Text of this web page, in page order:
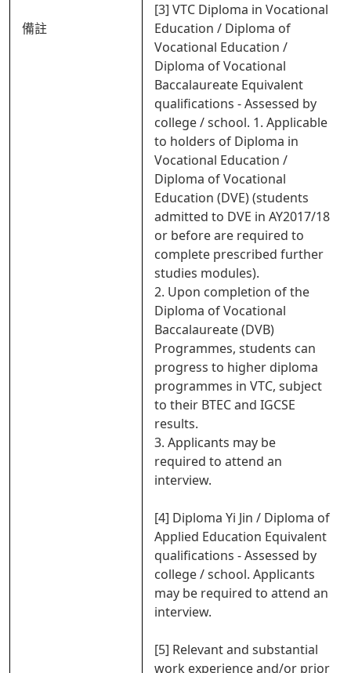
備註
[3] VTC Diploma in Vocational
Education / Diploma of
Vocational Education /
Diploma of Vocational
Baccalaureate Equivalent
qualifications - Assessed by
college / school. 1. Applicable
to holders of Diploma in
Vocational Education /
Diploma of Vocational
Education (DVE) (students
admitted to DVE in AY2017/18
or before are required to
complete prescribed further
studies modules).
2. Upon completion of the
Diploma of Vocational
Baccalaureate (DVB)
Programmes, students can
progress to higher diploma
programmes in VTC, subject
to their BTEC and IGCSE
results.
3. Applicants may be
required to attend an
interview.
[4] Diploma Yi Jin / Diploma of
Applied Education Equivalent
qualifications - Assessed by
college / school. Applicants
may be required to attend an
interview.
[5] Relevant and substantial
work experience and/or prior